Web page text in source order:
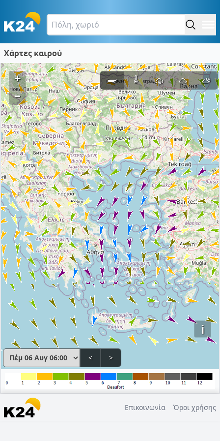
Χάρτες καιρού
i
+
–
< >
Επικοινωνία Όροι χρήσης